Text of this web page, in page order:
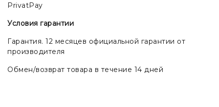
PrivatPay
Условия гарантии
Гарантия. 12 месяцев официальной гарантии от
производителя
Обмен/возврат товара в течение 14 дней